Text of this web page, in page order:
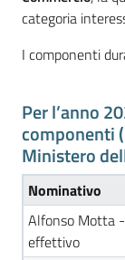
l'Impresa
e
il
Tutelare
l'Impresa
e
il
Consumatore
categoria
I componenti
Per l’anno
componenti
Ministero
Nominativo
Alfonso Motta
effettivo